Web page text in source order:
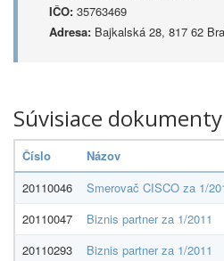
IČO: 35763469
Adresa: Bajkalská 28, 817 62
Súvisiace dokumenty
Číslo Názov
20110046
Smerovač CISCO za 1/
20110047
Biznis partner za 1/2011
20110293
Biznis partner za 1/2011